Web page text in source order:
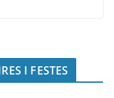
I FESTES